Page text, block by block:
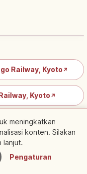
Railway, Kyoto ↗
Kyoto↗
& Monorel
menggunakan 2
Terdekat
meningkatkan
konten. Silakan
lanjut.
Pengaturan